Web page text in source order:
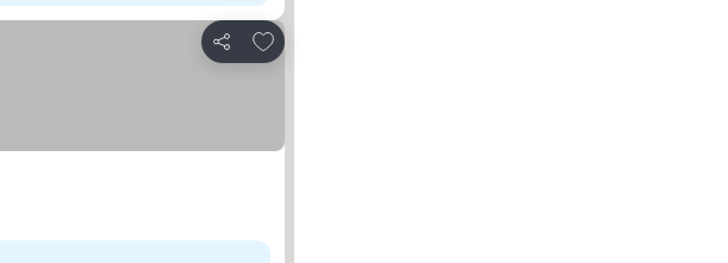
Compartir
Agregar a favoritos